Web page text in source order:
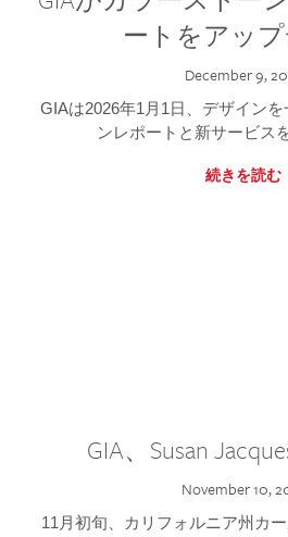
ートをアッ
December 9,
GIAは2026年1月1日、デザイン
ンレポートと新サービス
続きを読む
GIA、Susan
November 10,
11月初旬、カリフォルニア州カ